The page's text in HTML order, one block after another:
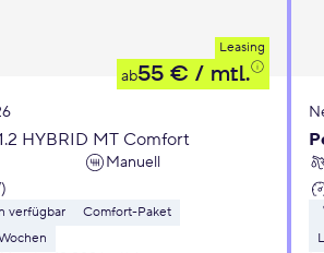
Leasing
ab55 € / mtl.
HYBRID MT Comfort
Manuell
verfügbar
Comfort-Paket